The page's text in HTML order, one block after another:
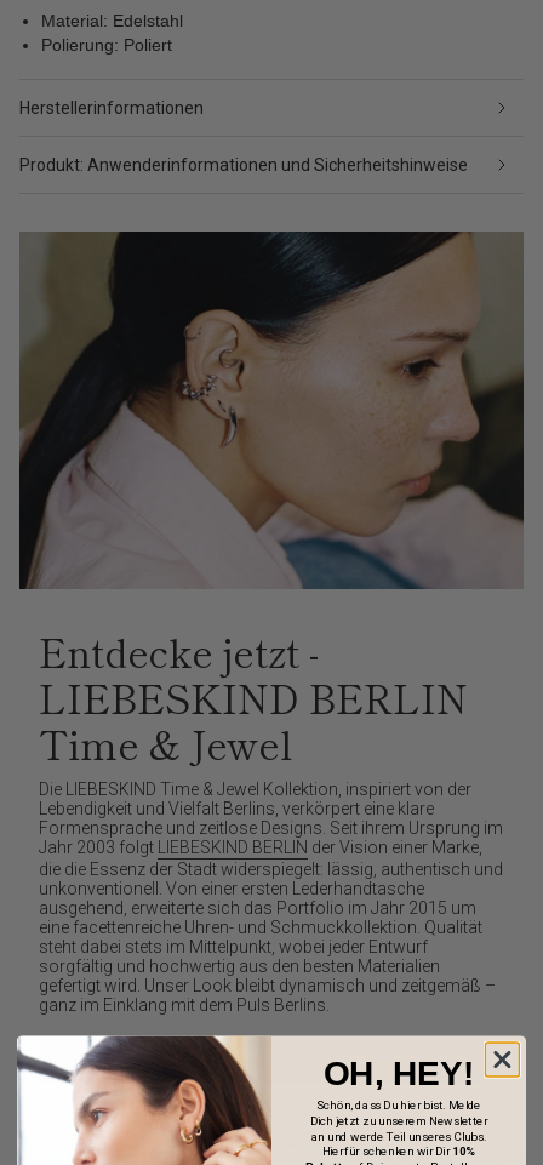
Material: Edelstahl
Polierung: Poliert
Herstellerinformationen
Produkt: Anwenderinformationen und Sicherheitshinweise
Entdecke jetzt -
LIEBESKIND BERLIN
Time & Jewel
Die LIEBESKIND Time & Jewel Kollektion, inspiriert von der
Lebendigkeit und Vielfalt Berlins, verkörpert eine klare
Formensprache und zeitlose Designs. Seit ihrem Ursprung im
Jahr 2003 folgt
LIEBESKIND BERLIN der Vision einer Marke,
die die Essenz der Stadt widerspiegelt: lässig, authentisch und
unkonventionell. Von einer ersten Lederhandtasche
ausgehend, erweiterte sich das Portfolio im Jahr 2015 um
eine facettenreiche Uhren- und Schmuckkollektion. Qualität
steht dabei stets im Mittelpunkt, wobei jeder Entwurf
sorgfältig und hochwertig aus den besten Materialien
gefertigt wird. Unser Look bleibt dynamisch und zeitgemäß –
ganz im Einklang mit dem Puls Berlins.
Alle LIEBESKIND BERLIN Produkte entdecken
OH, HEY!
Schön, dass Du hier bist. Melde
Dich jetzt zu unserem Newsletter
an und werde Teil unseres Clubs.
Hierfür schenken wir Dir10%